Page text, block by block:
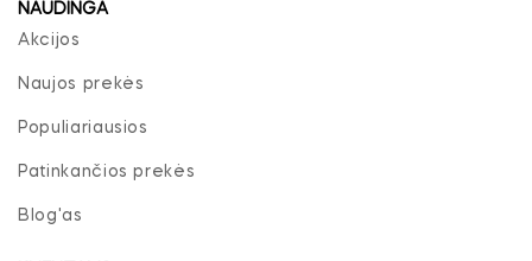
NAUDINGA
Akcijos
Naujos prekės
Populiariausios
Patinkančios prekės
Blog'as